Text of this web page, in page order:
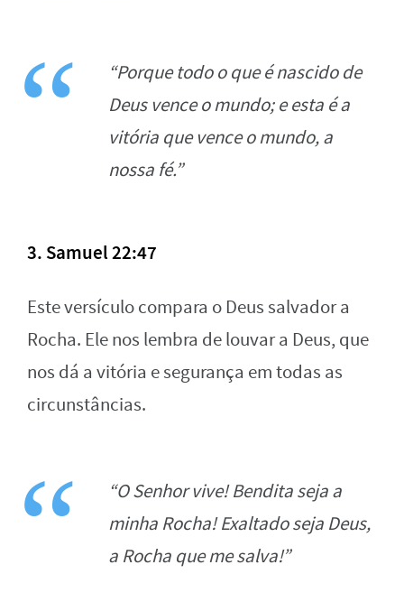
“Porque todo o que é nascido de
Deus vence o mundo; e esta é a
vitória que vence o mundo, a
nossa fé.”
3. Samuel 22:47
Este versículo compara o Deus salvador a
Rocha. Ele nos lembra de louvar a Deus, que
nos dá a vitória e segurança em todas as
circunstâncias.
“O Senhor vive! Bendita seja a
minha Rocha! Exaltado seja Deus,
a Rocha que me salva!”